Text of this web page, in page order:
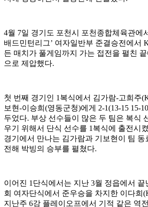
4월 7일 경기도 포천시 포천종합체육관에
배드민턴리그’ 여자일반부 준결승전에서
든 매치가 풀게임까지 가는 접전을 펼친
으로 제압했다.
첫 번째 경기인 1복식에서 김가람-고희주
보현-이승희 (영동군청)에게 2-1(13-15 15-
두었다. 부상 선수들이 많은 두 팀은 복식
우기 위해서 단식 선수를 1복식에 출전시
경기에서 만나는 김가람과 기보현이 팀 동
전해 박빙의 승부를 펼쳤다.
이어진 1단식에서는 지난 3월 정읍에서 끝
회 여자단식에서 준우승을 차지한 이다희
지난주 6강 플레이오프에서 기적 같은 역